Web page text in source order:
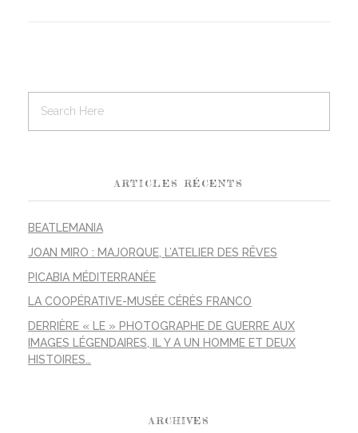
ARTICLES RÉCENTS
BEATLEMANIA
JOAN MIRO : MAJORQUE, L’ATELIER DES RÊVES
PICABIA MÉDITERRANÉE
LA COOPÉRATIVE-MUSÉE CÉRÈS FRANCO
DERRIÈRE « LE » PHOTOGRAPHE DE GUERRE AUX
IMAGES LÉGENDAIRES, IL Y A UN HOMME ET DEUX
HISTOIRES…
ARCHIVES